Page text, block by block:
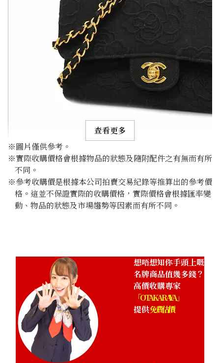
Chanel Camellia Chain Shoulder Bag Canvas Black
參考回收價
查看更多
※圖片僅供參考。
※實際收購價格會根據物品的狀態及隨附配件之有無而有所
不同。
※參考收購價是根據本公司拍賣交易紀錄等推算出的參考價
格。這並不保證實際的收購價格，實際價格會根據匯率變
動、物品的狀態及市場趨勢等因素而有所不同。
想唔想知你手頭上嘅
名牌商品值幾多錢？
高價收購專家
「OTAKARAYA」
提供免費估價